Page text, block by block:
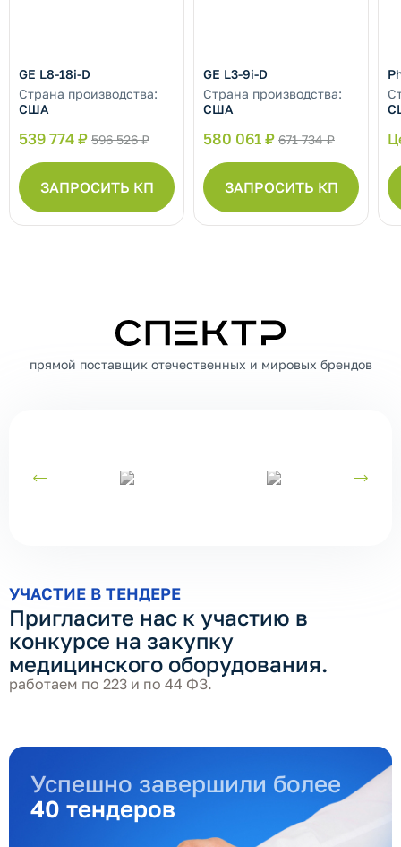
GE L8-18i-D
Страна производства:
США
539 774 ₽ 596 526 ₽
ЗАПРОСИТЬ КП
GE L3-9i-D
Страна производства:
США
580 061 ₽ 671 734 ₽
ЗАПРОСИТЬ КП
СПЕКТР
прямой поставщик отечественных и мировых брендов
УЧАСТИЕ В ТЕНДЕРЕ
Пригласите нас к участию в
конкурсе на закупку
медицинского оборудования.
работаем по 223 и по 44 ФЗ.
Успешно завершили более
40 тендеров